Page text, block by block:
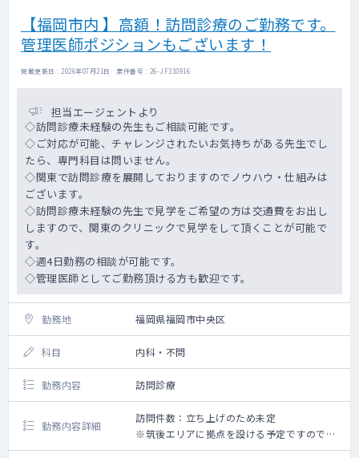
【福岡市内 】高額！訪問診療のご勤務です。
管理医師ポジションもございます！
掲載更新日 : 2026年07月21日 案件番号 : 26-JF310916
担当エージェントより
◇訪問診療未経験の先生もご相談可能です。
◇ご対応が可能、チャレンジされたいお気持ちがある先生でし
たら、専門科目は問いません。
◇関東で訪問診療を展開しておりますのでノウハウ・仕組みは
ございます。
◇訪問診療未経験の先生で見学をご希望の方は交通費をお出し
しますので、関東のクリニックで見学をして頂くことが可能で
す。
◇週4日勤務の相談が可能です。
◇管理医師としてご勤務頂ける方も歓迎です。
勤務地 福岡県福岡市中央区
科目 内科・不問
勤務内容 訪問診療
勤務内容詳細
訪問件数：立ち上げのため未定
※筑後エリアに拠点を設ける予定ですので、
そこまで通勤が可能な方を求めております。